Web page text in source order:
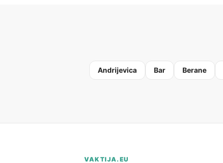
Andrijevica Bar Berane
VAKTIJA.EU